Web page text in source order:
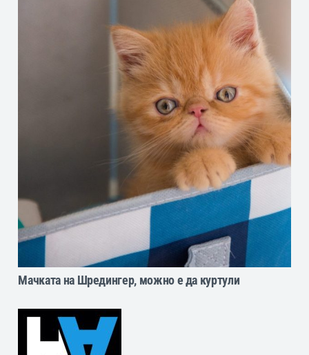
Мачката на Шредингер, можно е да куртули